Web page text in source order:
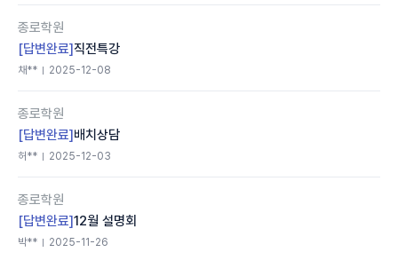
종로학원
[답변완료] 직전특강
채** 2025-12-08
종로학원
[답변완료] 배치상담
허** 2025-12-03
종로학원
[답변완료]12월 설명회
박** 2025-11-26